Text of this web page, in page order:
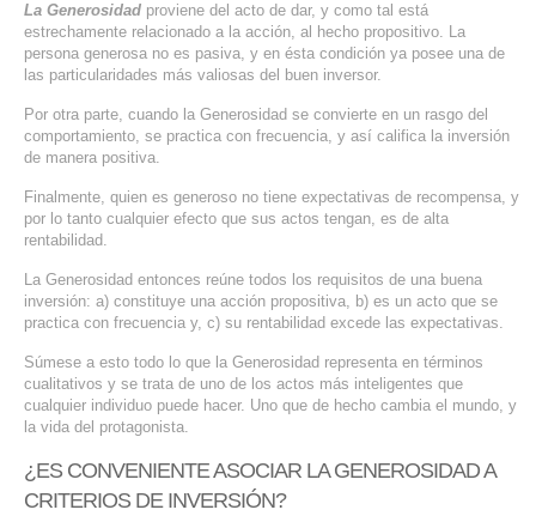
PAGINA WEB CON MANEJADOR DE CONTENIDOS
PAGINA WEB CON CATÁLOGO DE PRODUCTOS
PAGINAS WEB A MEDIDA
APPS PARA NEGOCIOS
MARKETING DIGITAL
EMAIL MARKETING
SERVICIOS DE TI
ASESORÍA TECNOLÓGICA
TRANSFORMACIÓN DIGITAL
La Generosidad proviene del acto de dar, y como tal está
estrechamente relacionado a la acción, al hecho propositivo. La
persona generosa no es pasiva, y en ésta condición ya posee una de
las particularidades más valiosas del buen inversor.
Por otra parte, cuando la Generosidad se convierte en un rasgo del
comportamiento, se practica con frecuencia, y así califica la inversión
de manera positiva.
Finalmente, quien es generoso no tiene expectativas de recompensa, y
por lo tanto cualquier efecto que sus actos tengan, es de alta
rentabilidad.
La Generosidad entonces reúne todos los requisitos de una buena
inversión: a) constituye una acción propositiva, b) es un acto que se
practica con frecuencia y, c) su rentabilidad excede las expectativas.
Súmese a esto todo lo que la Generosidad representa en términos
cualitativos y se trata de uno de los actos más inteligentes que
cualquier individuo puede hacer. Uno que de hecho cambia el mundo, y
la vida del protagonista.
¿ES CONVENIENTE ASOCIAR LA GENEROSIDAD A
CRITERIOS DE INVERSIÓN?